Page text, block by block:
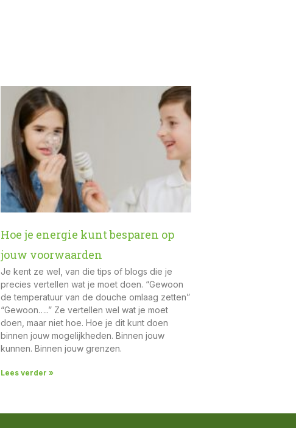
Hoe je energie kunt besparen op
jouw voorwaarden
Je kent ze wel, van die tips of blogs die je
precies vertellen wat je moet doen. “Gewoon
de temperatuur van de douche omlaag zetten”
“Gewoon…..” Ze vertellen wel wat je moet
doen, maar niet hoe. Hoe je dit kunt doen
binnen jouw mogelijkheden. Binnen jouw
kunnen. Binnen jouw grenzen.
Lees verder »